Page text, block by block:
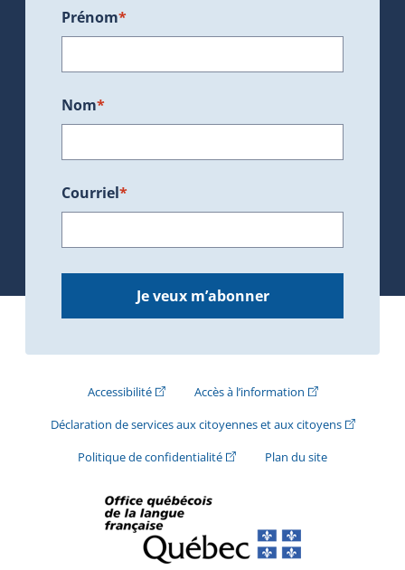
Prénom*
Nom*
Courriel*
Je veux m’abonner
Accessibilité(Cet hyperlien externe s'ouvrira dans une
Accès à l’information(Cet hyperlien
Déclaration de services aux citoyennes et aux citoyens(Cet
Politique de confidentialité(Cet hyperlien externe s'ouvrira
Plan du site